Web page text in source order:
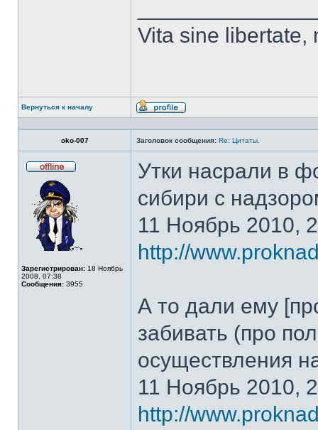
Vita sine libertate,
Вернуться к началу
Профиль
oko-007 Заголовок сообщения: Re: Цитаты.
Зарегистрирован: 18 Ноябрь
2008, 07:38
Сообщения: 3955
Утки насрали в
сибири с
11 Ноябрь 2010,
http://
А то дали ему
забивать (про
осуществления
11 Ноябрь 2010,
http://